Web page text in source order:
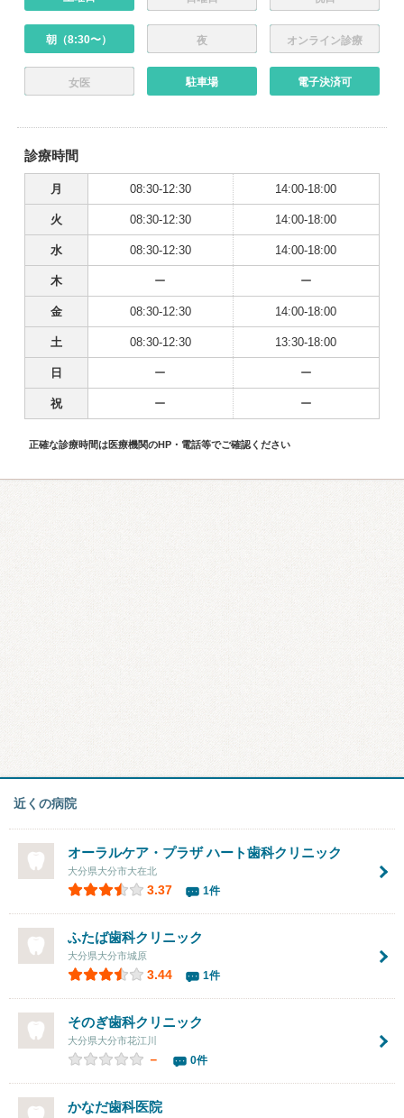
朝（8:30〜） 夜 オンライン診療
女医 駐車場 電子決済可
診療時間
月 08:30-12:30 14:00-18:00
火 08:30-12:30 14:00-18:00
水 08:30-12:30 14:00-18:00
木 ー ー
金 08:30-12:30 14:00-18:00
土 08:30-12:30 13:30-18:00
日 ー ー
祝 ー ー
正確な診療時間は医療機関のHP・電話等でご確認ください
近くの病院
オーラルケア・プラザ ハート歯科クリニック
大分県大分市大在北
3.37 1件
ふたば歯科クリニック
大分県大分市城原
3.44 1件
そのぎ歯科クリニック
大分県大分市花江川
－ 0件
かなだ歯科医院